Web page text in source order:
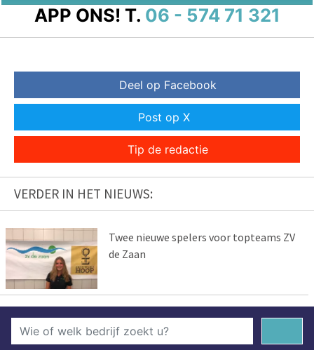
APP ONS! T. 06 - 574 71 321
Deel op Facebook
Post op X
Tip de redactie
VERDER IN HET NIEUWS:
Twee nieuwe spelers voor topteams ZV
de Zaan